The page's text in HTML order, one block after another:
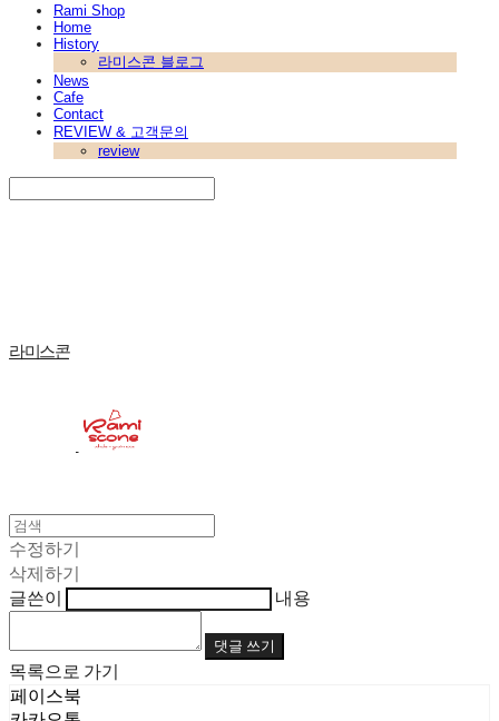
Rami Shop
Home
History
라미스콘 블로그
News
Cafe
Contact
REVIEW & 고객문의
review
라미스콘
수정하기
삭제하기
글쓴이
내용
댓글 쓰기
목록으로 가기
페이스북